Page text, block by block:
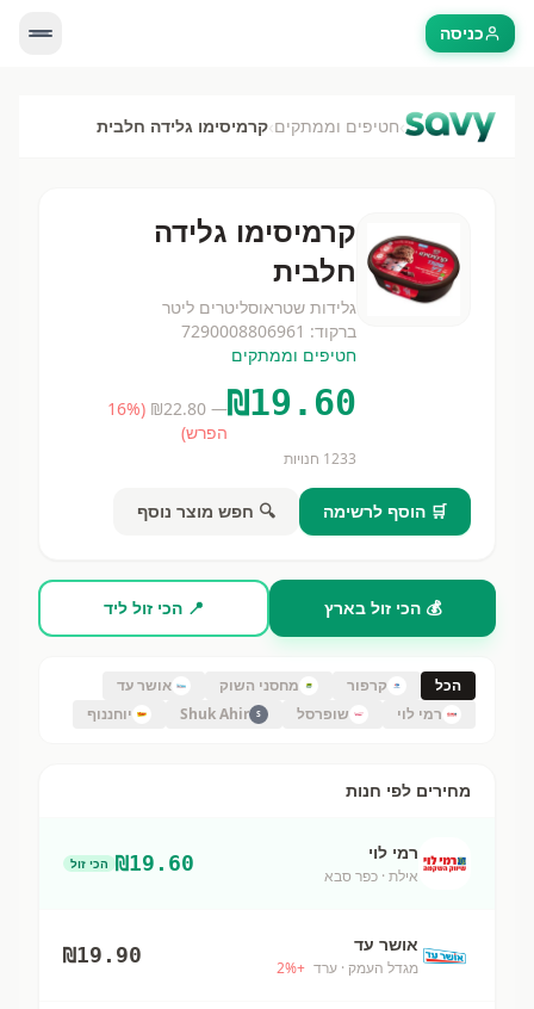
כניסה
›חטיפים וממתקים›קרמיסימו גלידה חלבית
קרמיסימו גלידה
חלבית
גלידות שטראוסליטרים ליטר
ברקוד: 7290008806961
חטיפים וממתקים
₪19.60
— ₪
22.80
(
16%
הפרש)
1233 חנויות
🛒 הוסף לרשימה 🔍 חפש מוצר נוסף
💰 הכי זול בארץ 📍 הכי זול ליד
הכל קרפור מחסני השוק
אושר עד
רמי לוי
שופרסל S
Shuk Ahir יוחננוף
מחירים לפי חנות
רמי לוי
אילת · כפר סבא
₪19.60 הכי זול
אושר עד
מגדל העמק · ערד +
2%
₪19.90